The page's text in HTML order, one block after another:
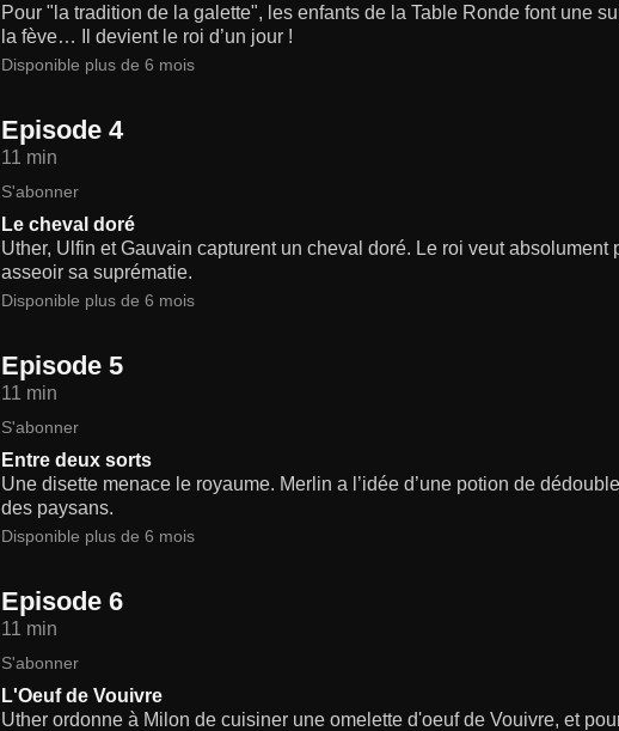
Pour "la tradition de la galette", les enfants de la Table Ronde font une
la fève… Il devient le roi d’un jour !
Disponible plus de 6 mois
Episode 4
11 min
S'abonner
Le cheval doré
Uther, Ulfin et Gauvain capturent un cheval doré. Le roi veut
asseoir sa suprématie.
Disponible plus de 6 mois
Episode 5
11 min
S'abonner
Entre deux sorts
Une disette menace le royaume. Merlin a l’idée d’une potion de
des paysans.
Disponible plus de 6 mois
Episode 6
11 min
S'abonner
L'Oeuf de Vouivre
Uther ordonne à Milon de cuisiner une omelette d'oeuf de Vouivre, et